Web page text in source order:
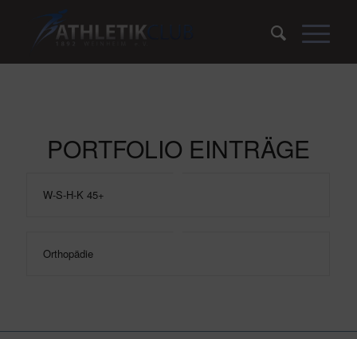
PORTFOLIO EINTRÄGE
W-S-H-K 45+
Orthopädie